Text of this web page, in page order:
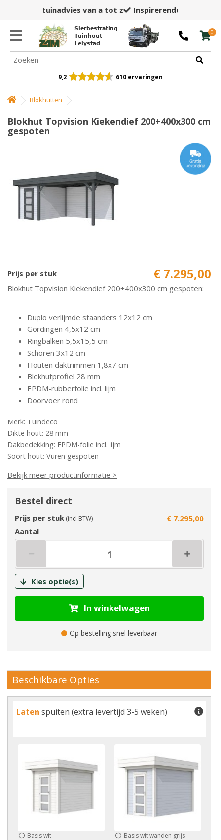
Inspirerende showtuin,winkel en opslag
Sierbestrating
Tuinhout
Lelystad
0
9,2 610 ervaringen
Blokhutten
Blokhut Topvision Kiekendief 200+400x300 cm
gespoten
Prijs per stuk € 7.295,00
Blokhut Topvision Kiekendief 200+400x300 cm gespoten:
Duplo verlijmde staanders 12x12 cm
Gordingen 4,5x12 cm
Ringbalken 5,5x15,5 cm
Schoren 3x12 cm
Houten daktrimmen 1,8x7 cm
Blokhutprofiel 28 mm
EPDM-rubberfolie incl. lijm
Doorvoer rond
Merk: Tuindeco
Dikte hout: 28 mm
Dakbedekking: EPDM-folie incl. lijm
Soort hout: Vuren gespoten
Bekijk meer productinformatie >
Bestel direct
Prijs per stuk (incl BTW)
€ 7.295,00
Aantal
Kies optie(s)
In winkelwagen
Op bestelling snel leverbaar
Beschikbare Opties
Laten spuiten (extra levertijd 3-5 weken)
Basis wit Basis wit wanden grijs